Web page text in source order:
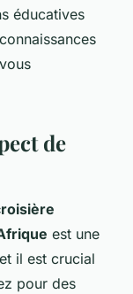
éducatives
de
est une
il est crucial
pour des